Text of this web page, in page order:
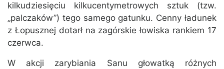
kilkudziesięciu kilkucentymetrowych sztuk (tzw.
„palczaków”) tego samego gatunku. Cenny ładunek
z Łopusznej dotarł na zagórskie łowiska rankiem 17
czerwca.
W akcji zarybiania Sanu głowatką różnych